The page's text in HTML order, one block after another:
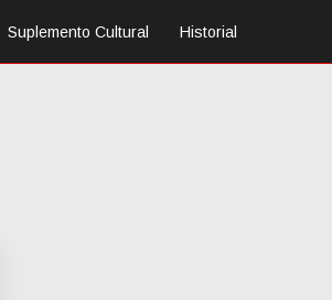
Suplemento Cultural Historial